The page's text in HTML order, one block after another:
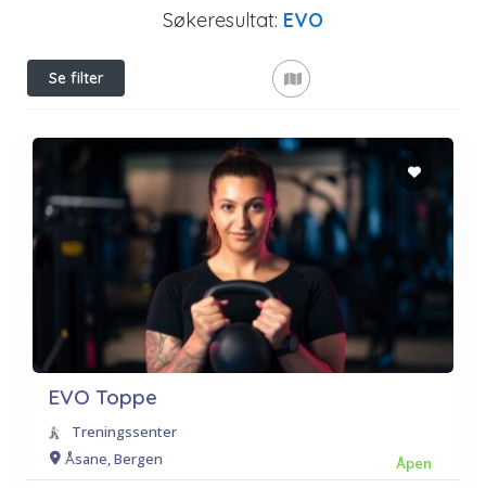
Søkeresultat: EVO
Se filter
EVO Toppe
Treningssenter
Åsane, Bergen
Åpen